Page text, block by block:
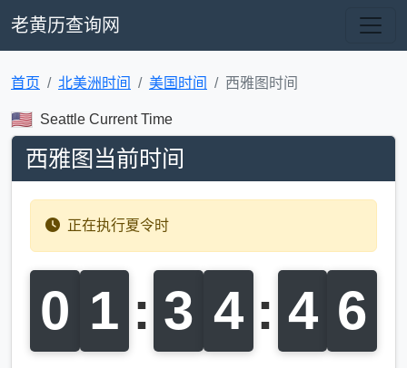
老黄历查询网
首页 北美洲时间 美国时间 西雅图时间
Seattle Current Time
西雅图当前时间
正在执行夏令时
0 1 : 3 4 : 4 7